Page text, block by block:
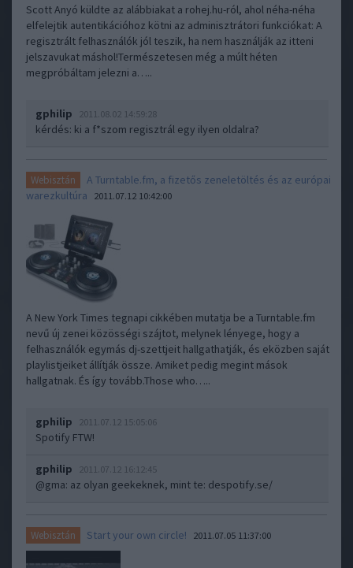
Scott Anyó küldte az alábbiakat a rohej.hu-ról, ahol néha-néha
elfelejtik autentikációhoz kötni az adminisztrátori funkciókat: A
regisztrált felhasználók jól teszik, ha nem használják az itteni
jelszavukat máshol!Természetesen még a múlt héten
megpróbáltam jelezni a…..
gphilip 2011.08.02 14:59:28
kérdés: ki a f*szom regisztrál egy ilyen oldalra?
Webisztán
A Turntable.fm, a fizetős zeneletöltés és az európai
warezkultúra
2011.07.12 10:42:00
A New York Times tegnapi cikkében mutatja be a Turntable.fm
nevű új zenei közösségi szájtot, melynek lényege, hogy a
felhasználók egymás dj-szettjeit hallgathatják, és eközben saját
playlistjeiket állítják össze. Amiket pedig megint mások
hallgatnak. És így tovább.Those who…..
gphilip 2011.07.12 15:05:06
Spotify FTW!
gphilip 2011.07.12 16:12:45
@gma: az olyan geekeknek, mint te: despotify.se/
Webisztán Start your own circle! 2011.07.05 11:37:00